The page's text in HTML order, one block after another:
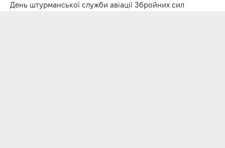
День штурманської служби авіації Збройних сил